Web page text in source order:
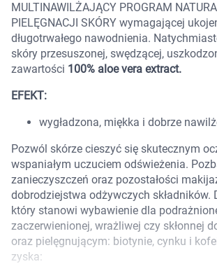
Korzystamy z plików cookies w
MULTINAWILŻAJĄCY PROGRAM
PIELĘGNACJI SKÓRY wymagającej
długotrwałego nawodnienia.
skóry przesuszonej, swędzącej,
zawartości 100% aloe vera extract.
EFEKT:
wygładzona, miękka i dobrze
Pozwól skórze cieszyć się skutecznym
wspaniałym uczuciem odświeżenia.
zanieczyszczeń oraz pozostałości
dobrodziejstwa odżywczych składników.
który stanowi wybawienie dla
zaczerwienionej, wrażliwej czy skłonnej
oraz pielęgnującym: biotynie, cynku i
zyska: